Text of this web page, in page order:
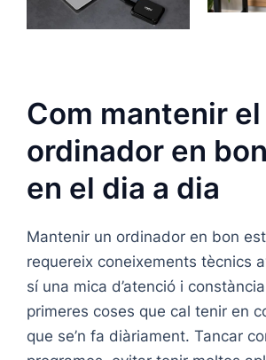
Com mantenir
ordinador en
en el dia a dia
Mantenir un ordinador en bon
requereix coneixements tècnics
sí una mica d’atenció i
primeres coses que cal tenir en
que se’n fa diàriament. Tancar